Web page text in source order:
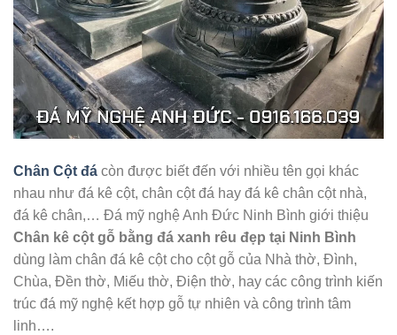
Chân Cột đá còn được biết đến với nhiều tên gọi khác
nhau như đá kê cột, chân cột đá hay đá kê chân cột nhà,
đá kê chân,… Đá mỹ nghệ Anh Đức Ninh Bình giới thiệu
Chân kê cột gỗ bằng đá xanh rêu đẹp tại Ninh Bình
dùng làm chân đá kê cột cho cột gỗ của Nhà thờ, Đình,
Chùa, Đền thờ, Miếu thờ, Điện thờ, hay các công trình kiến
trúc đá mỹ nghệ kết hợp gỗ tự nhiên và công trình tâm
linh….